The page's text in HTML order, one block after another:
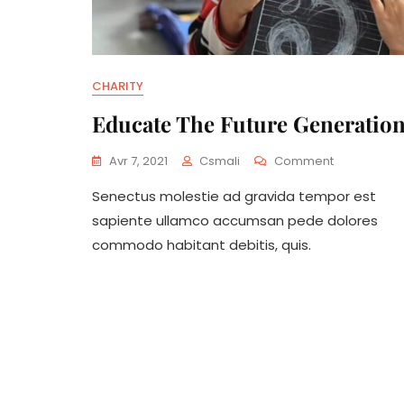
CHARITY
Educate The Future
Avr 7, 2021 Csmali Comment
Senectus molestie ad gravida tempor est
sapiente ullamco accumsan pede dolores
commodo habitant debitis, quis.